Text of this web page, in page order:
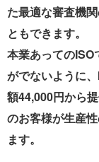
た最適な審査機
ともできます。
本業あっての
がでないように
額44,000円から
のお客様が生産
ます。